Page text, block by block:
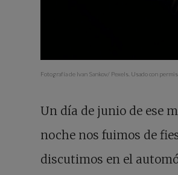
Fotografía de Ivan Sankov/ Pexels. Usado con
Un día de junio de ese
noche nos fuimos de
discutimos en el